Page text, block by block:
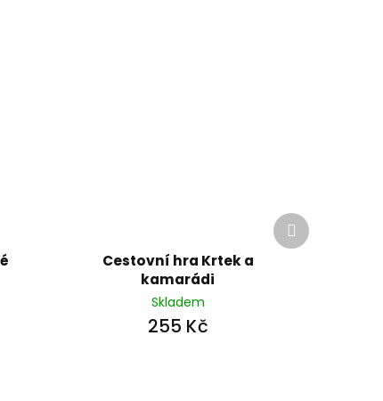
Cestovní hra Krtek a
kamarádi
Skladem
255 Kč
Další
produkt